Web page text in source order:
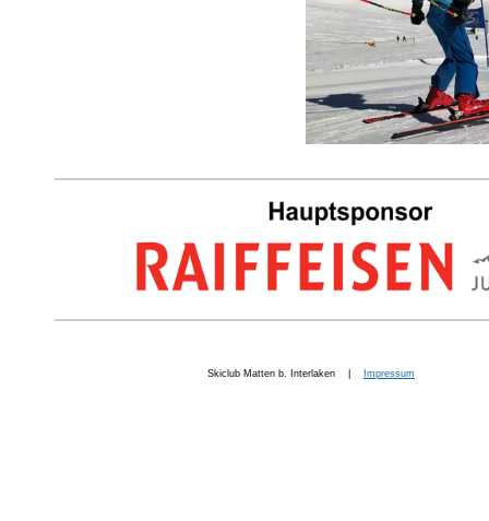
Skiclub Matten b. Interlaken | Impressum